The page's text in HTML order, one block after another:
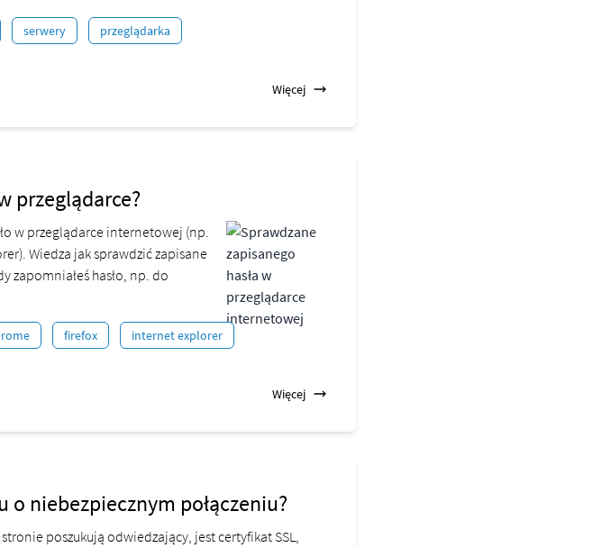
serwery przeglądarka
Więcej
przeglądarce?
w przeglądarce internetowej (np.
Wiedza jak sprawdzić zapisane
zapomniałeś hasło, np. do
firefox internet explorer
Więcej
o niebezpiecznym połączeniu?
poszukują odwiedzający, jest certyfikat SSL,